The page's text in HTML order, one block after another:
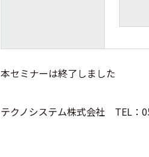
本セミナーは終了しました
テクノシステム株式会社 TEL：